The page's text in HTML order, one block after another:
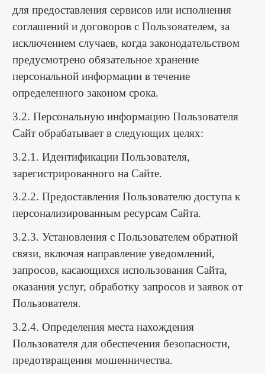
для предоставления сервисов или исполнения
соглашений и договоров с Пользователем, за
исключением случаев, когда законодательством
предусмотрено обязательное хранение
персональной информации в течение
определенного законом срока.
3.2. Персональную информацию Пользователя
Сайт обрабатывает в следующих целях:
3.2.1. Идентификации Пользователя,
зарегистрированного на Сайте.
3.2.2. Предоставления Пользователю доступа к
персонализированным ресурсам Сайта.
3.2.3. Установления с Пользователем обратной
связи, включая направление уведомлений,
запросов, касающихся использования Сайта,
оказания услуг, обработку запросов и заявок от
Пользователя.
3.2.4. Определения места нахождения
Пользователя для обеспечения безопасности,
предотвращения мошенничества.